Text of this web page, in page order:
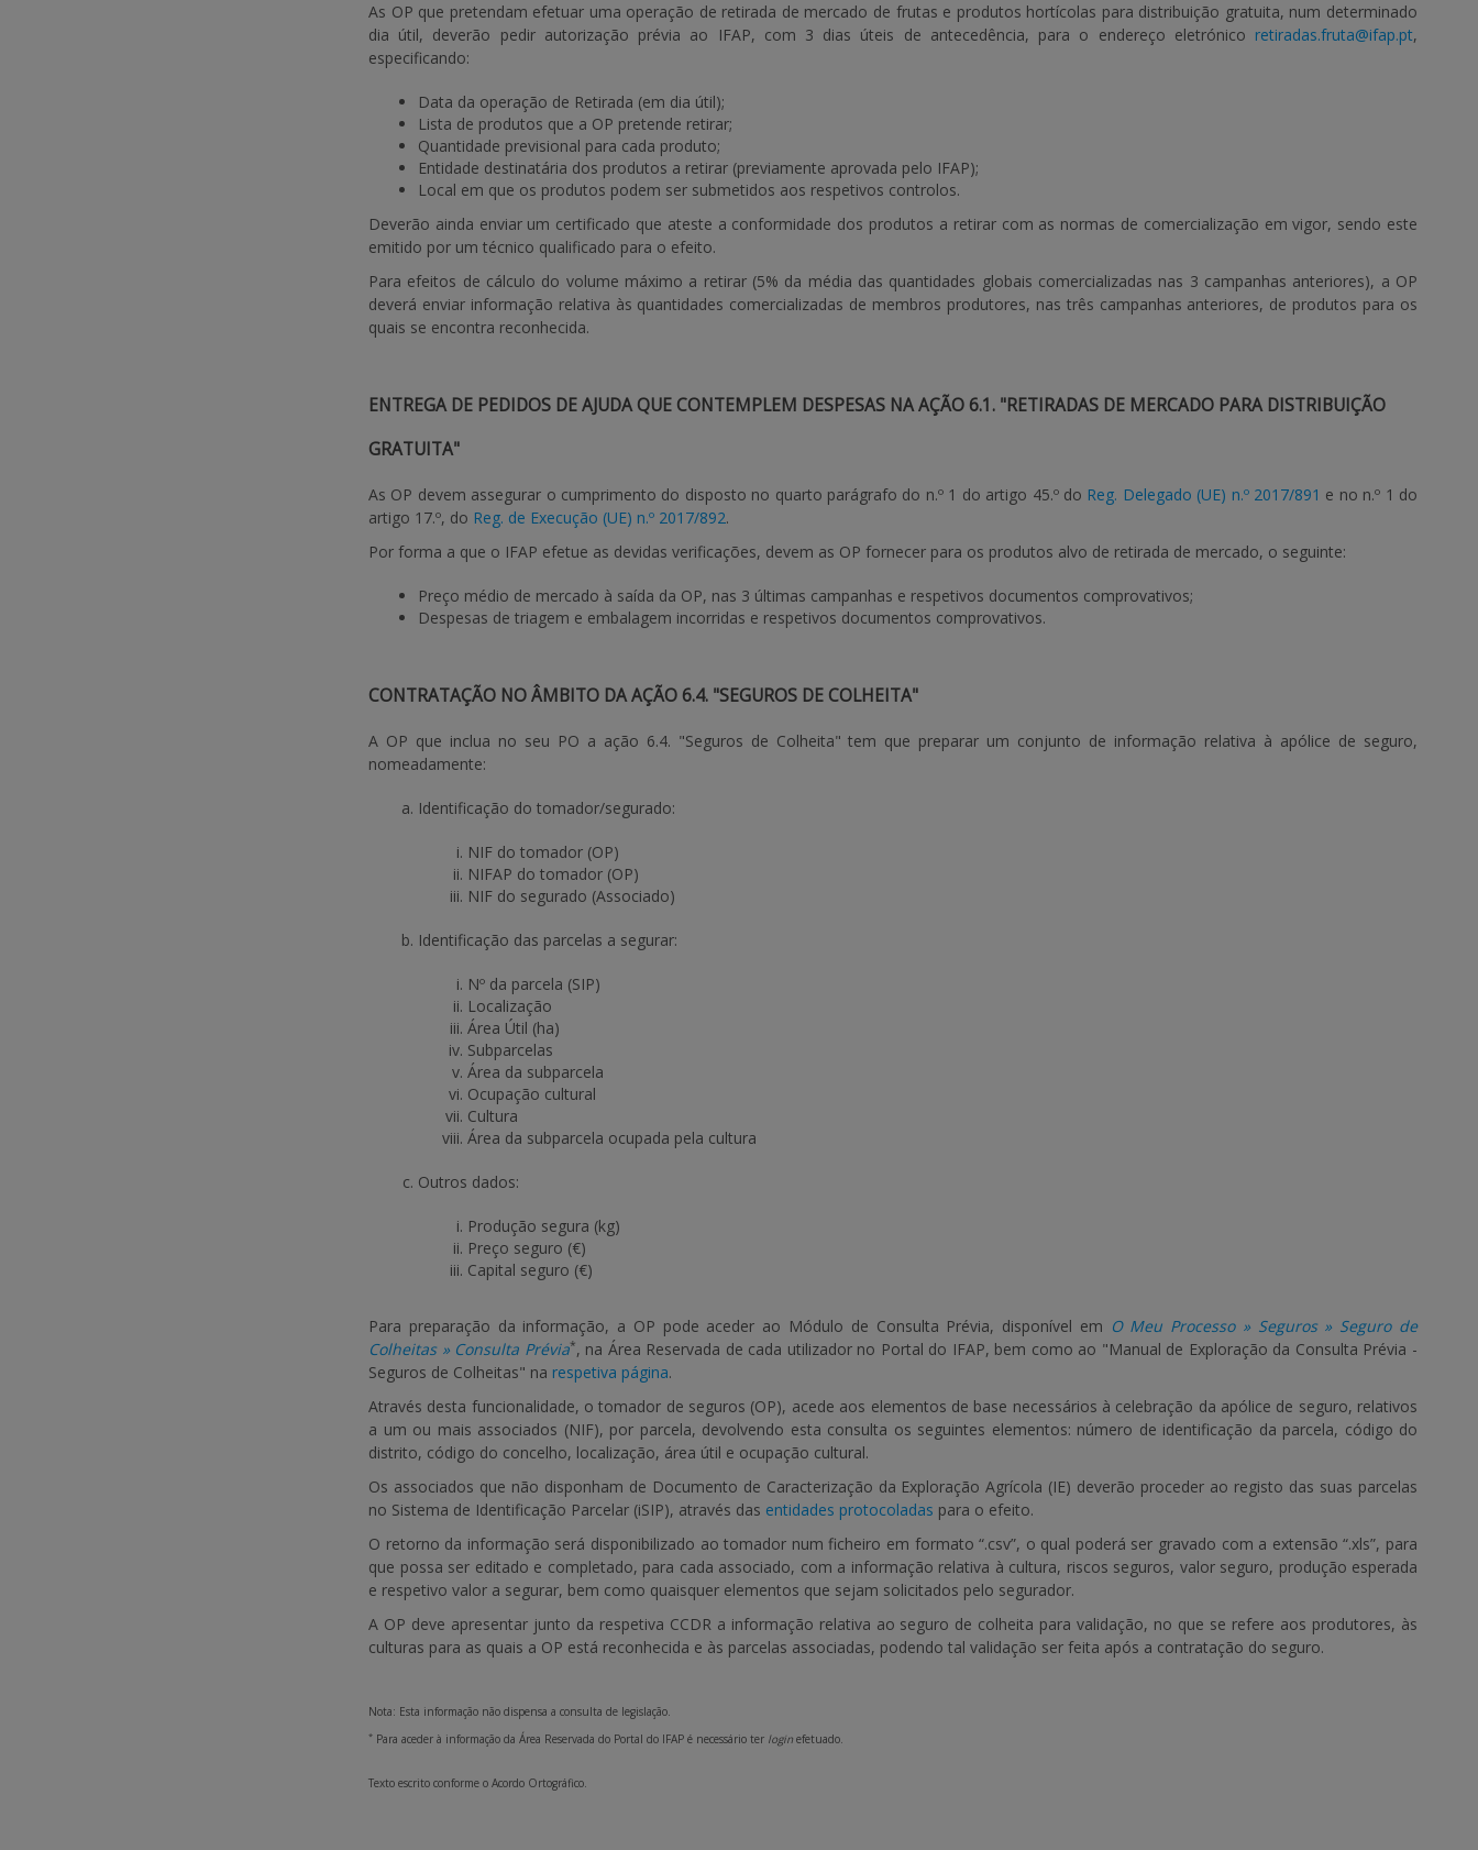
As OP que pretendam efetuar uma operação de retirada de mercado de frutas e produtos hortícolas para distribuição gratuita, num determinado
dia útil, deverão pedir autorização prévia ao IFAP, com 3 dias úteis de antecedência, para o endereço eletrónico retiradas.fruta@ifap.pt,
especificando:
Data da operação de Retirada (em dia útil);
Lista de produtos que a OP pretende retirar;
Quantidade previsional para cada produto;
Entidade destinatária dos produtos a retirar (previamente aprovada pelo IFAP);
Local em que os produtos podem ser submetidos aos respetivos controlos.
Deverão ainda enviar um certificado que ateste a conformidade dos produtos a retirar com as normas de comercialização em vigor, sendo este
emitido por um técnico qualificado para o efeito.
Para efeitos de cálculo do volume máximo a retirar (5% da média das quantidades globais comercializadas nas 3 campanhas anteriores), a OP
deverá enviar informação relativa às quantidades comercializadas de membros produtores, nas três campanhas anteriores, de produtos para os
quais se encontra reconhecida.
ENTREGA DE PEDIDOS DE AJUDA QUE CONTEMPLEM DESPESAS NA AÇÃO 6.1. "RETIRADAS DE MERCADO PARA DISTRIBUIÇÃO
GRATUITA"
As OP devem assegurar o cumprimento do disposto no quarto parágrafo do n.º 1 do artigo 45.º do Reg. Delegado (UE) n.º 2017/891 e no n.º 1 do
artigo 17.º, do Reg. de Execução (UE) n.º 2017/892.
Por forma a que o IFAP efetue as devidas verificações, devem as OP fornecer para os produtos alvo de retirada de mercado, o seguinte:
Preço médio de mercado à saída da OP, nas 3 últimas campanhas e respetivos documentos comprovativos;
Despesas de triagem e embalagem incorridas e respetivos documentos comprovativos.
CONTRATAÇÃO NO ÂMBITO DA AÇÃO 6.4. "SEGUROS DE COLHEITA"
A OP que inclua no seu PO a ação 6.4. "Seguros de Colheita" tem que preparar um conjunto de informação relativa à apólice de seguro,
nomeadamente:
Identificação do tomador/segurado:
NIF do tomador (OP)
NIFAP do tomador (OP)
NIF do segurado (Associado)
Identificação das parcelas a segurar:
Nº da parcela (SIP)
Localização
Área Útil (ha)
Subparcelas
Área da subparcela
Ocupação cultural
Cultura
Área da subparcela ocupada pela cultura
Outros dados:
Produção segura (kg)
Preço seguro (€)
Capital seguro (€)
Para preparação da informação, a OP pode aceder ao Módulo de Consulta Prévia, disponível em O Meu Processo » Seguros » Seguro de
Colheitas » Consulta Prévia*, na Área Reservada de cada utilizador no Portal do IFAP, bem como ao "Manual de Exploração da Consulta Prévia -
Seguros de Colheitas" na respetiva página.
Através desta funcionalidade, o tomador de seguros (OP), acede aos elementos de base necessários à celebração da apólice de seguro, relativos
a um ou mais associados (NIF), por parcela, devolvendo esta consulta os seguintes elementos: número de identificação da parcela, código do
distrito, código do concelho, localização, área útil e ocupação cultural.
Os associados que não disponham de Documento de Caracterização da Exploração Agrícola (IE) deverão proceder ao registo das suas parcelas
no Sistema de Identificação Parcelar (iSIP), através das entidades protocoladas para o efeito.
O retorno da informação será disponibilizado ao tomador num ficheiro em formato “.csv”, o qual poderá ser gravado com a extensão “.xls”, para
que possa ser editado e completado, para cada associado, com a informação relativa à cultura, riscos seguros, valor seguro, produção esperada
e respetivo valor a segurar, bem como quaisquer elementos que sejam solicitados pelo segurador.
A OP deve apresentar junto da respetiva CCDR a informação relativa ao seguro de colheita para validação, no que se refere aos produtores, às
culturas para as quais a OP está reconhecida e às parcelas associadas, podendo tal validação ser feita após a contratação do seguro.
Nota: Esta informação não dispensa a consulta de legislação.
* Para aceder à informação da Área Reservada do Portal do IFAP é necessário ter login efetuado.
Texto escrito conforme o Acordo Ortográfico.